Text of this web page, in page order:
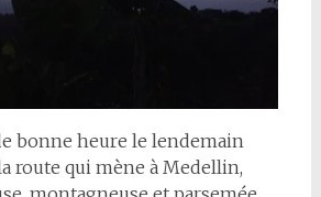
bonne heure le lendemain
route qui mène à Medellin,